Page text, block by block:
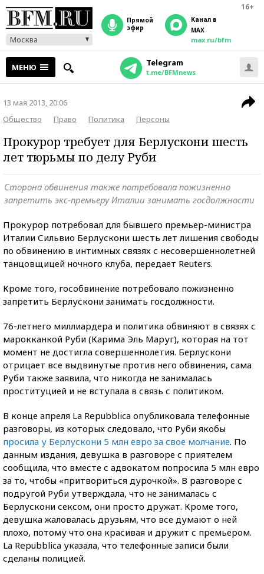
16+
Москва
прямой
эфир
Канал в
MAX
max.ru/bfm
МЕНЮ Telegram
t.me/BFMnews
13 мая 2013, 20:06
Общество
Право Политика Персоны
Прокурор требует для Берлускони шесть
лет тюрьмы по делу Руби
Сторона обвинения также потребовала пожизненно
запретить экс-премьеру Италии занимать госдолжности
Прокурор потребовал для бывшего премьер-министра
Италии Сильвио Берлускони шесть лет лишения свободы
по обвинению в интимных связях с несовершеннолетней
танцовщицей ночного клуба, передает Reuters.
Кроме того, гособвинение потребовало пожизненно
запретить Берлускони занимать госдолжности.
76-летнего миллиардера и политика обвиняют в связях с
марокканкой Руби (Карима Эль Маруг), которая на тот
момент не достигла совершеннолетия. Берлускони
отрицает все выдвинутые против него обвинения, сама
Руби также заявила, что никогда не занималась
проституцией и не вступала в связь с политиком.
В конце апреля La Repubblica опубликовала телефонные
разговоры, из которых следовало, что Руби якобы
просила у Берлускони 5 млн евро за свое молчание. По
данным издания, девушка в разговоре с приятелем
сообщила, что вместе с адвокатом попросила 5 млн евро
за то, чтобы «притвориться дурочкой». В разговоре с
подругой Руби утверждала, что не занималась с
Берлускони сексом, они просто дружат. Кроме того,
девушка жаловалась друзьям, что все думают о ней
плохо, потому что она красивая и дружит с премьером.
La Repubblica указала, что телефонные записи были
сделаны полицией.